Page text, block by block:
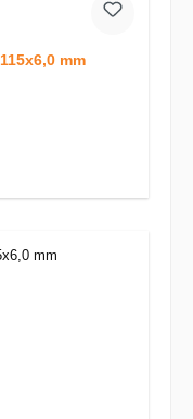
Schruppscheiben Hobtec stahl 115x6,0 mm